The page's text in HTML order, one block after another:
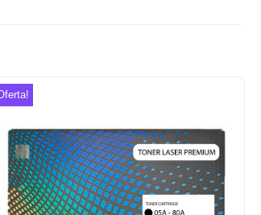
Añadir
a la
lista de
deseos